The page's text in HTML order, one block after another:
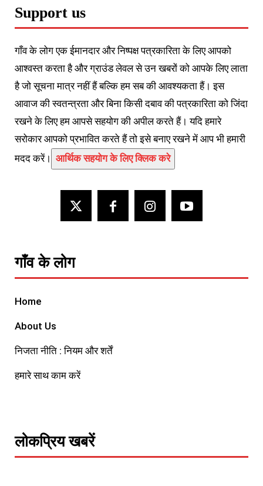
Support us
गाँव के लोग एक ईमानदार और निष्पक्ष पत्रकारिता के लिए आपको
आश्वस्त करता है और ग्राउंड लेवल से उन खबरों को आपके लिए लाता
है जो सूचना मात्र नहीं हैं बल्कि हम सब की आवश्यकता हैं। इस
आवाज की स्वतन्त्रता और बिना किसी दबाव की पत्रकारिता को जिंदा
रखने के लिए हम आपसे सहयोग की अपील करते हैं। यदि हमारे
सरोकार आपको प्रभावित करते हैं तो इसे बनाए रखने में आप भी हमारी
मदद करें। आर्थिक सहयोग के लिए क्लिक करे
गाँव के लोग
Home
About Us
निजता नीति : नियम और शर्तें
हमारे साथ काम करें
लोकप्रिय खबरें